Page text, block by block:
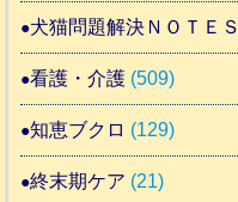
犬猫問題解決ＮＯＴＥＳ
看護・介護 (509)
知恵ブクロ (129)
終末期ケア (21)